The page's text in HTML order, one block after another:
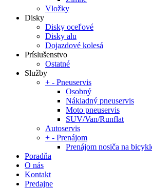
Vložky
Disky
Disky oceľové
Disky alu
Dojazdové kolesá
Príslušenstvo
Ostatné
Služby
+ - Pneuservis
Osobný
Nákladný pneuservis
Moto pneuservis
SUV/Van/Runflat
Autoservis
+ - Prenájom
Prenájom nosiča na
Poradňa
O nás
Kontakt
Predajne